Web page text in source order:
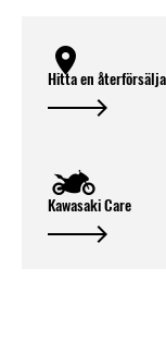
Hitta en
Kawasaki Care